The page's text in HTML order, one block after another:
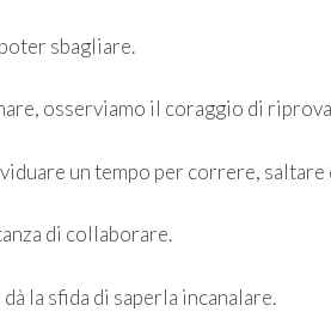
sbagliare.
osserviamo il coraggio di
un tempo per correre,
di collaborare.
la sfida di saperla incanalare.